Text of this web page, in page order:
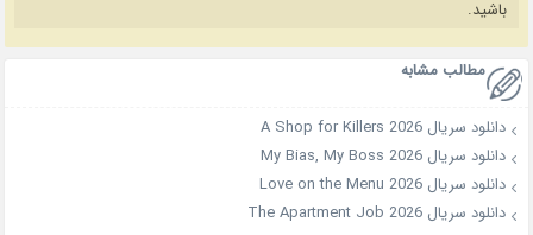
باشید.
مطالب مشابه
دانلود سریال A Shop for Killers 2026
دانلود سریال My Bias, My Boss 2026
دانلود سریال Love on the Menu 2026
دانلود سریال The Apartment Job 2026